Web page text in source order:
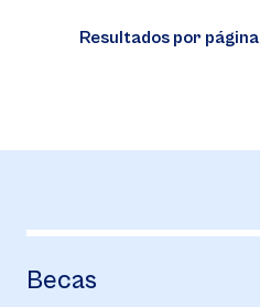
Resultados por página
Becas